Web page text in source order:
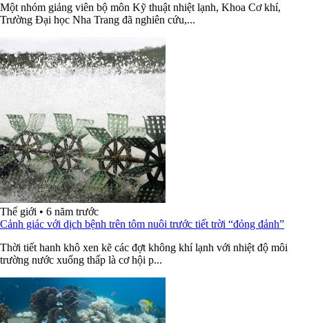
Một nhóm giảng viên bộ môn Kỹ thuật nhiệt lạnh, Khoa Cơ khí,
Trường Đại học Nha Trang đã nghiên cứu,...
Thế giới • 6 năm trước
Cảnh giác với dịch bệnh trên tôm nuôi trước tiết trời “đỏng đảnh”
Thời tiết hanh khô xen kẽ các đợt không khí lạnh với nhiệt độ môi
trường nước xuống thấp là cơ hội p...